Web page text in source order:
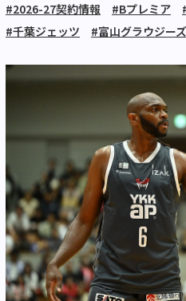
#2026-27契約情報 #Bプレミア
#千葉ジェッツ
#富山グラウジーズ